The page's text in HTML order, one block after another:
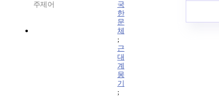
주제어
국
한
문
체
;
근
대
계
몽
기
;